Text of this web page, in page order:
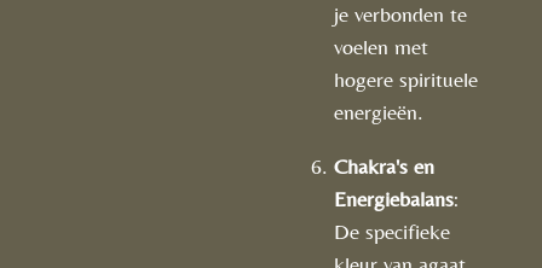
je verbonden te
voelen met
hogere spirituele
energieën.
Chakra's en
Energiebalans:
De specifieke